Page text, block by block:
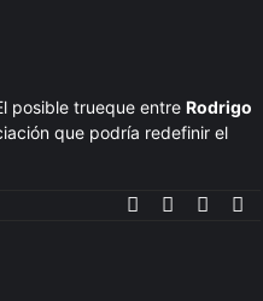
posible trueque entre Rodrigo
que podría redefinir el